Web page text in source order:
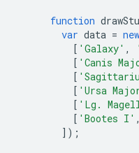
function
var data = new
[ 'Galaxy' ,
[ 'Canis
[
[ 'Ursa
[ 'Lg.
[ 'Bootes I' ,
]);